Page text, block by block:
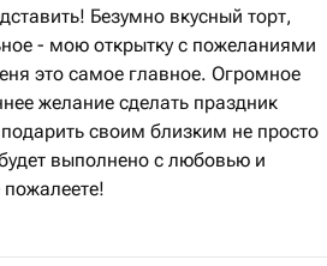
Безумно вкусный торт,
- мою открытку с пожеланиями
это самое главное. Огромное
желание сделать праздник
своим близким не просто
выполнено с любовью и